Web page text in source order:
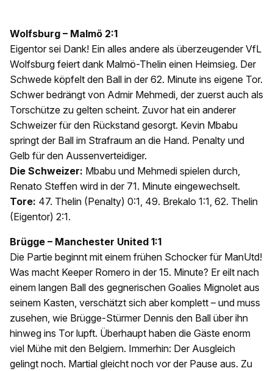
Wolfsburg – Malmö 2:1
Eigentor sei Dank! Ein alles andere als überzeugender VfL
Wolfsburg feiert dank Malmö-Thelin einen Heimsieg. Der
Schwede köpfelt den Ball in der 62. Minute ins eigene Tor.
Schwer bedrängt von Admir Mehmedi, der zuerst auch als
Torschütze zu gelten scheint. Zuvor hat ein anderer
Schweizer für den Rückstand gesorgt. Kevin Mbabu
springt der Ball im Strafraum an die Hand. Penalty und
Gelb für den Aussenverteidiger.
Die Schweizer: Mbabu und Mehmedi spielen durch,
Renato Steffen wird in der 71. Minute eingewechselt.
Tore: 47. Thelin (Penalty) 0:1, 49. Brekalo 1:1, 62. Thelin
(Eigentor) 2:1.
Brügge – Manchester United 1:1
Die Partie beginnt mit einem frühen Schocker für ManUtd!
Was macht Keeper Romero in der 15. Minute? Er eilt nach
einem langen Ball des gegnerischen Goalies Mignolet aus
seinem Kasten, verschätzt sich aber komplett – und muss
zusehen, wie Brügge-Stürmer Dennis den Ball über ihn
hinweg ins Tor lupft. Überhaupt haben die Gäste enorm
viel Mühe mit den Belgiern. Immerhin: Der Ausgleich
gelingt noch. Martial gleicht noch vor der Pause aus. Zu